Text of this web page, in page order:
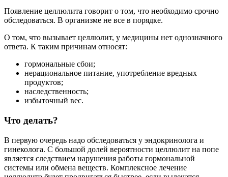
Появление целлюлита говорит о том, что необходимо срочно
обследоваться. В организме не все в порядке.
О том, что вызывает целлюлит, у медицины нет однозначного
ответа. К таким причинам относят:
гормональные сбои;
нерациональное питание, употребление вредных
продуктов;
наследственность;
избыточный вес.
Что делать?
В первую очередь надо обследоваться у эндокринолога и
гинеколога. С большой долей вероятности целлюлит на попе
является следствием нарушения работы гормональной
системы или обмена веществ. Комплексное лечение